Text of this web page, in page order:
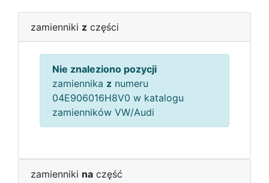
zamienniki z części
Nie znaleziono pozycji
zamiennika z numeru
04E906016H8V0 w katalogu
zamienników VW/Audi
zamienniki na część